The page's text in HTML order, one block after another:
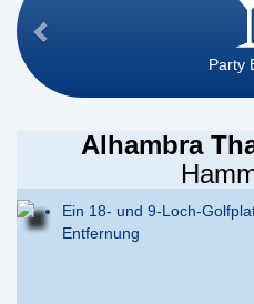
Party
Alhambra
Ein 18- und 9-Loch-
Entfernung